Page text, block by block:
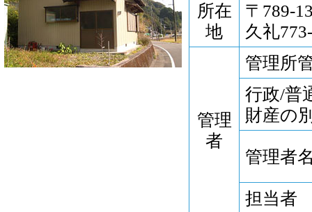
所在
地
〒789-
久礼
管理
者
管理所
行政/普
財産の
管理者
担当者